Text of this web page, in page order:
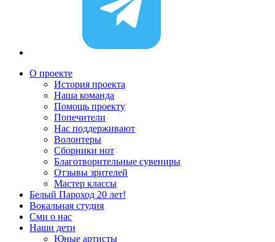
О проекте
История проекта
Наша команда
Помощь проекту
Попечители
Нас поддерживают
Волонтеры
Сборники нот
Благотворительные сувениры
Отзывы зрителей
Мастер классы
Белый Пароход 20 лет!
Вокальная студия
Сми о нас
Наши дети
Юные артисты